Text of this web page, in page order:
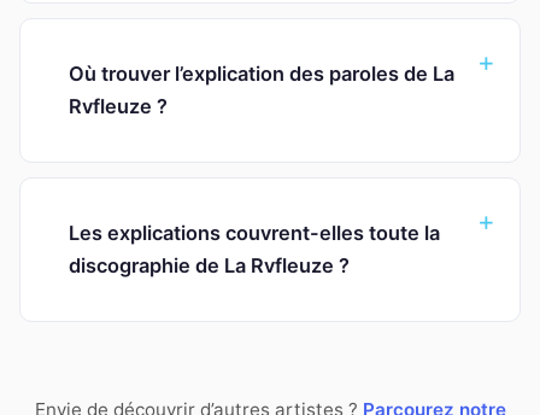
Où trouver l’explication des paroles de La
Rvfleuze ?
Les explications couvrent-elles toute la
discographie de La Rvfleuze ?
Envie de découvrir d’autres artistes ? Parcourez notre